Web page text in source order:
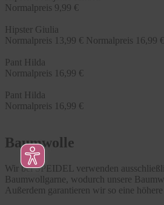
Normalpreis 9,99 €
Hipster Giulia
Normalpreis 13,99 € Normalpreis 16,99 €
Pant Hilda
Normalpreis 16,99 €
Pant Hilda
Normalpreis 16,99 €
Baumwolle
Wir bei SPEIDEL verwenden
Baumwollgarne, wodurch unsere
Außerdem garantieren wir so eine